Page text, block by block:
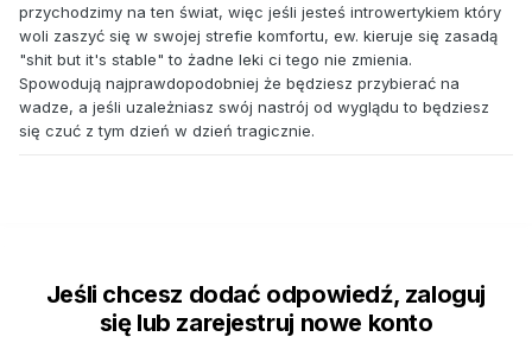
przychodzimy na ten świat, więc jeśli jesteś introwertykiem który
woli zaszyć się w swojej strefie komfortu, ew. kieruje się zasadą
"shit but it's stable" to żadne leki ci tego nie zmienia.
Spowodują najprawdopodobniej że będziesz przybierać na
wadze, a jeśli uzależniasz swój nastrój od wyglądu to będziesz
się czuć z tym dzień w dzień tragicznie.
Jeśli chcesz dodać odpowiedź, zaloguj
się lub zarejestruj nowe konto